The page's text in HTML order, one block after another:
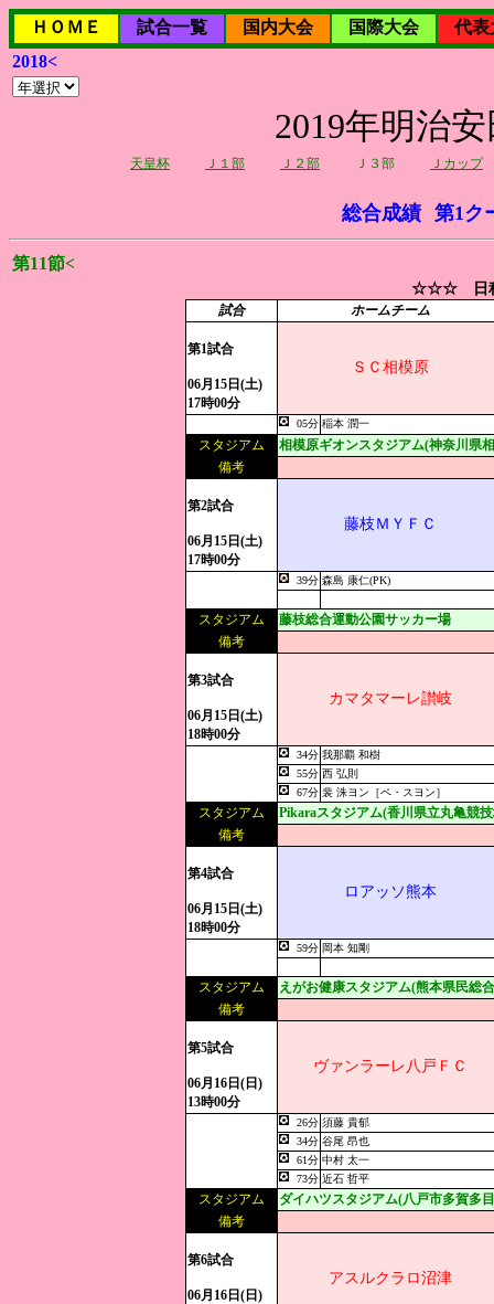
ＨＯＭＥ 試合一覧 国内大会 国際大会
代表
2018<
2019年明治
天皇杯 Ｊ１部 Ｊ２部 Ｊ３部 Ｊカップ
総合成績 第1ク
第11節<
☆☆☆ 日
試合 ホームチーム
第1試合
06月15日(土)
17時00分
ＳＣ相模原
05分 稲本 潤一
スタジアム
相模原ギオンスタジアム(神奈川県
備考
第2試合
06月15日(土)
17時00分
藤枝ＭＹＦＣ
39分 森島 康仁(PK)
スタジアム
藤枝総合運動公園サッカー場
備考
第3試合
06月15日(土)
18時00分
カマタマーレ讃岐
34分 我那覇 和樹
55分 西 弘則
67分 裴 洙ヨン［ペ・スヨン］
スタジアム
Pikaraスタジアム(香川県立丸亀競
備考
第4試合
06月15日(土)
18時00分
ロアッソ熊本
59分 岡本 知剛
スタジアム
えがお健康スタジアム(熊本県民総
備考
第5試合
06月16日(日)
13時00分
ヴァンラーレ八戸ＦＣ
26分 須藤 貴郁
34分 谷尾 昂也
61分 中村 太一
73分 近石 哲平
スタジアム
ダイハツスタジアム(八戸市多賀多
備考
第6試合
06月16日(日)
アスルクラロ沼津